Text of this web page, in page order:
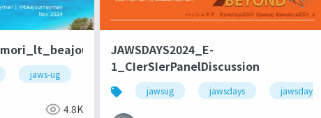
jaws-ug キャリア
4.8K
JAWSDAYS2024_E-
1_CIerSIerPanelDiscussion
jawsug jawsdays